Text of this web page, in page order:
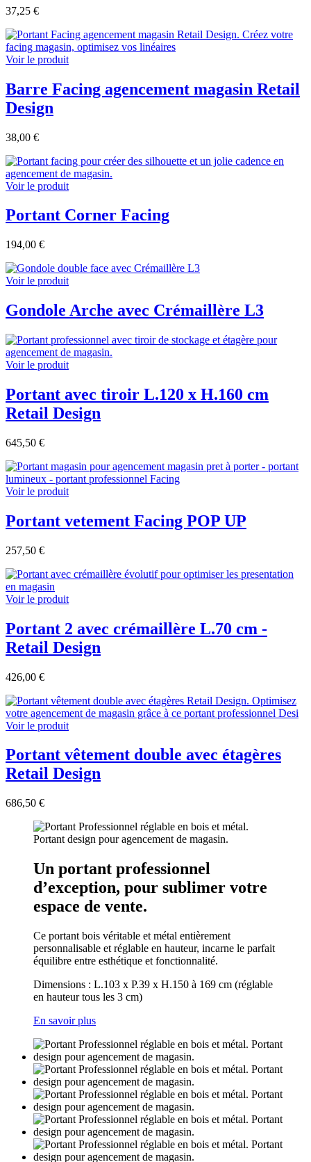
37,25 €
Voir le produit
Barre Facing agencement magasin Retail
Design
38,00 €
Voir le produit
Portant Corner Facing
194,00 €
Voir le produit
Gondole Arche avec Crémaillère L3
Voir le produit
Portant avec tiroir L.120 x H.160 cm
Retail Design
645,50 €
Voir le produit
Portant vetement Facing POP UP
257,50 €
Voir le produit
Portant 2 avec crémaillère L.70 cm -
Retail Design
426,00 €
Voir le produit
Portant vêtement double avec étagères
Retail Design
686,50 €
Un portant professionnel
d’exception, pour sublimer votre
espace de vente.
Ce portant bois véritable et métal entièrement
personnalisable et réglable en hauteur, incarne le parfait
équilibre entre esthétique et fonctionnalité.
Dimensions : L.103 x P.39 x H.150 à 169 cm (réglable
en hauteur tous les 3 cm)
En savoir plus